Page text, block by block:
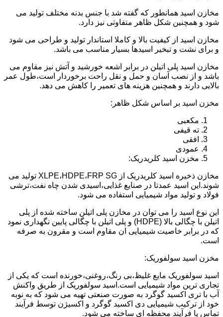
مخازن اسید همانطور که گفته شد با جنس بدنه مختلف تولید می
شود و همچنین شکل ظاهر متفاوتی نیز دارد.
مخازن اسید از کیفیت بالا و کاملا استاندار تولید و طراحی می شود
و برای نشت و تبخیر اسیدها بسیار مناسب می باشد.
مخازن اسید پلی اتیلن در برابر اشعه خورشید و آتش نیز مقاوم می
باشد و از نصب آسان و حمل و نقل راحت برخوردار است،طول عمر
بالایی دارند و همچنین هزینه های تعمیر را کاهش می دهد.
مخزن اسید بر اساس شکل ظاهر:
مکعبی
ته قیفی
افقی
عمودی
مخزن اسید کلریدریک:
مخازن ذخیره اسید کلریدریک از XLPE،HDPE،FRP SG تولید می
شوند.این اسید عمدتا در صنایع غذایی،اسیدی شدن چاه نفت،ترشی
فولاد و تولید مواد شیمیایی استفاده می شود.
این نوع اسید را می توان در مخازن پلی اتیلن ساخته شده از پلی
اتیلن با چگالی بالا (HDPE) و پلی اتیلن با چگالی پایین نگهداری نمود
که در برابر خاصیت شیمیایی ان مقاوم است و مقرون به صرفه
است.
مخزن اسید سولفوریک:
اسید سولفوریک مایع غلیظ،بی رنگ،روغنی،خورنده است که یکی از
تجاری ترین مواد شیمیایی است.اسید سولفوریک از طریق واکنش
آب با تری اکسید گوگرد به صورت صنعتی تهیه می شود که به نوبه
خود از ترکیب شیمیایی دی اکسید گوگرد و اکسیژن توسط فرآیند
تماس یا فرآیند محفظه ای ساخته می شود.